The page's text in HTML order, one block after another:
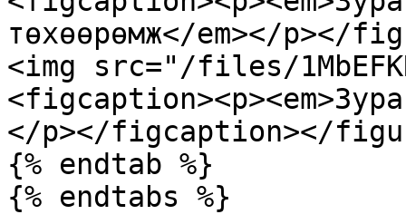
төхөөрөмж</em></
<img src="/files/
</p></figcaption></
{% endtab %}
{% endtabs %}